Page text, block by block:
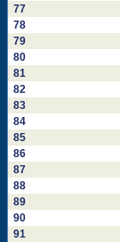
77
78
79
80
81
82
83
84
85
86
87
88
89
90
91